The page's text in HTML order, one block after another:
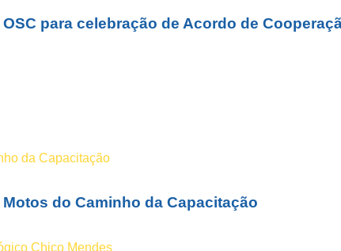
para celebração de Acordo de
do Caminho da Capacitação